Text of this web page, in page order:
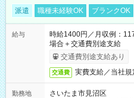
派遣 職種未経験OK ブランクOK
給与
時給1400円／月収例：
場合＋交通費別途支給
交通費別途支給あり
交通費 実費支給／当社規
勤務地
さいたま市見沼区